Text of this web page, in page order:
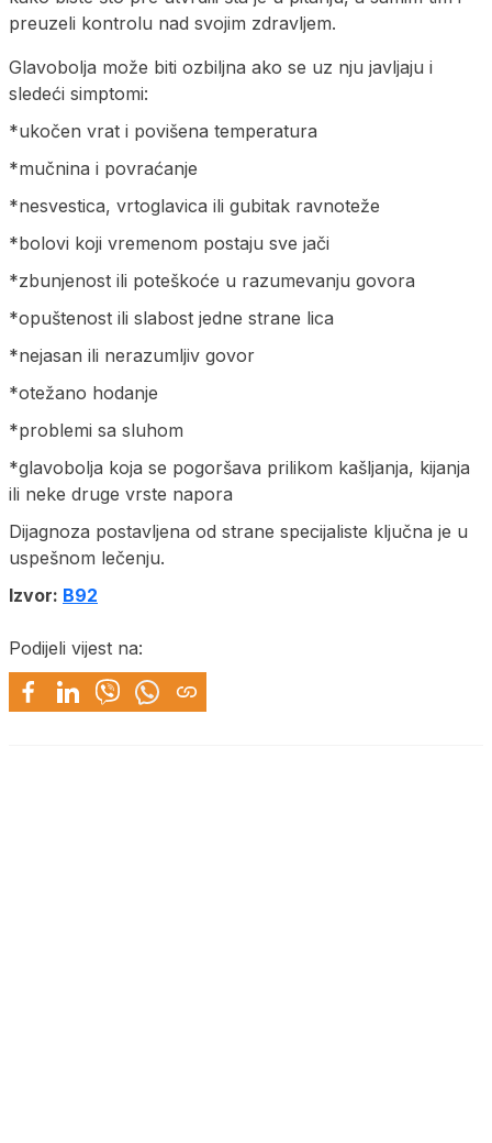
preuzeli kontrolu nad svojim zdravljem.
Glavobolja može biti ozbiljna ako se uz nju javljaju i
sledeći simptomi:
*ukočen vrat i povišena temperatura
*mučnina i povraćanje
*nesvestica, vrtoglavica ili gubitak ravnoteže
*bolovi koji vremenom postaju sve jači
*zbunjenost ili poteškoće u razumevanju govora
*opuštenost ili slabost jedne strane lica
*nejasan ili nerazumljiv govor
*otežano hodanje
*problemi sa sluhom
*glavobolja koja se pogoršava prilikom kašljanja, kijanja
ili neke druge vrste napora
Dijagnoza postavljena od strane specijaliste ključna je u
uspešnom lečenju.
Izvor: B92
Podijeli vijest na: